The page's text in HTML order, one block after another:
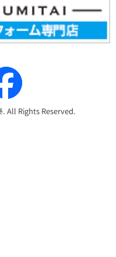
All Rights Reserved.